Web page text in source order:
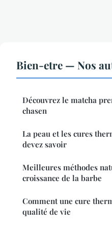
Bien-etre — Nos
Découvrez le matcha
chasen
La peau et les cures
devez savoir
Meilleures méthodes
croissance de la barbe
Comment une cure
qualité de vie